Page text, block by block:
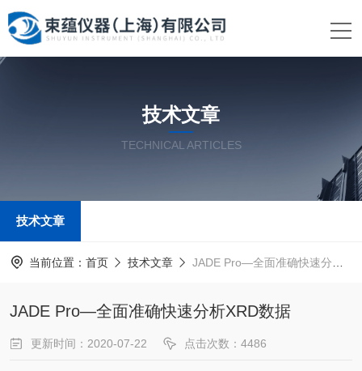
技术文章
TECHNICAL ARTICLES
技术文章
当前位置： 首页 技术文章 JADE Pro—全面准确快速分析XRD数据
JADE Pro—全面准确快速分析XRD数据
更新时间：2020-07-22 点击次数：4486